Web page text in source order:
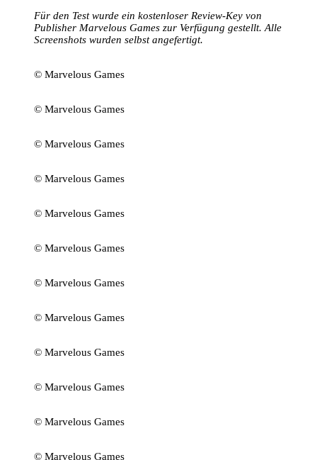
Für den Test wurde ein kostenloser Review-Key von
Publisher Marvelous Games zur Verfügung gestellt. Alle
Screenshots wurden selbst angefertigt.
© Marvelous Games
© Marvelous Games
© Marvelous Games
© Marvelous Games
© Marvelous Games
© Marvelous Games
© Marvelous Games
© Marvelous Games
© Marvelous Games
© Marvelous Games
© Marvelous Games
© Marvelous Games